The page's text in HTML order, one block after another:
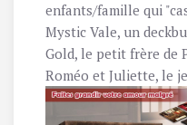
enfants/famille qui
Mystic Vale, un
Gold, le petit frère de
Roméo et Juliette, le